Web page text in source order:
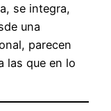
se integra,
una
parecen
las que en lo